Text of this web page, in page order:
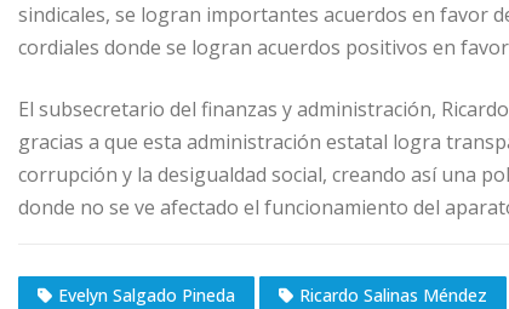
sindicales, se logran importantes acuerdos en favor
cordiales donde se logran acuerdos positivos en
El subsecretario del finanzas y administración,
gracias a que esta administración estatal logra
corrupción y la desigualdad social, creando así una
donde no se ve afectado el funcionamiento del
Evelyn Salgado Pineda Ricardo Salinas Méndez